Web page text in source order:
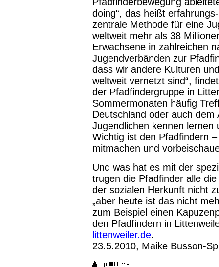
doing“, das heißt
zentrale Methode für eine
weltweit mehr als 38
Erwachsene in zahlreichen
Jugendverbänden zur
dass wir andere Kulturen
weltweit vernetzt sind“,
der Pfadfindergruppe in
Sommermonaten häufig
Deutschland oder auch
Jugendlichen kennen lernen
Wichtig ist den Pfadfindern
mitmachen und
Und was hat es mit der
trugen die Pfadfinder alle
der sozialen Herkunft nicht
„aber heute ist das nicht
zum Beispiel einen
den Pfadfindern in
littenweiler.de.
23.5.2010, Maike Busson-